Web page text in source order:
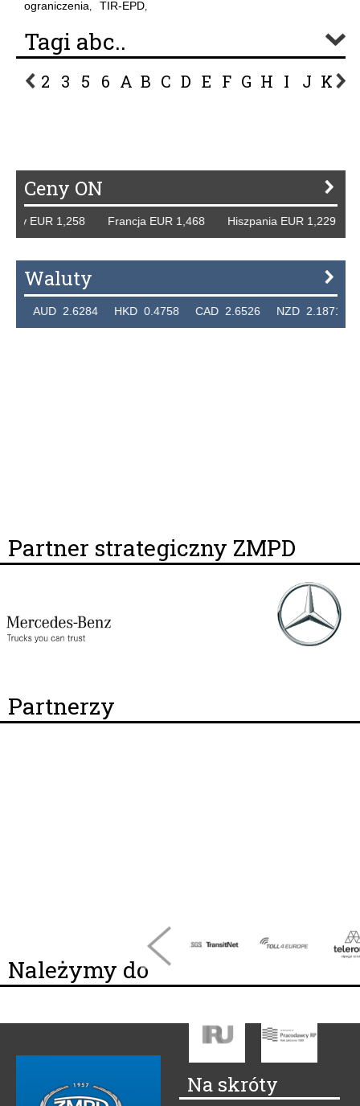
ograniczenia, TIR-EPD,
Tagi abc..
2 3 5 6 A B C D E F G H I J K L
Ceny ON
EUR 1,258 Francja EUR 1,468 Hiszpania EUR 1,229
Waluty
2.6284 HKD 0.4758 CAD 2.6526 NZD 2.1871
Partner strategiczny ZMPD
Partnerzy
Należymy do
Na skróty